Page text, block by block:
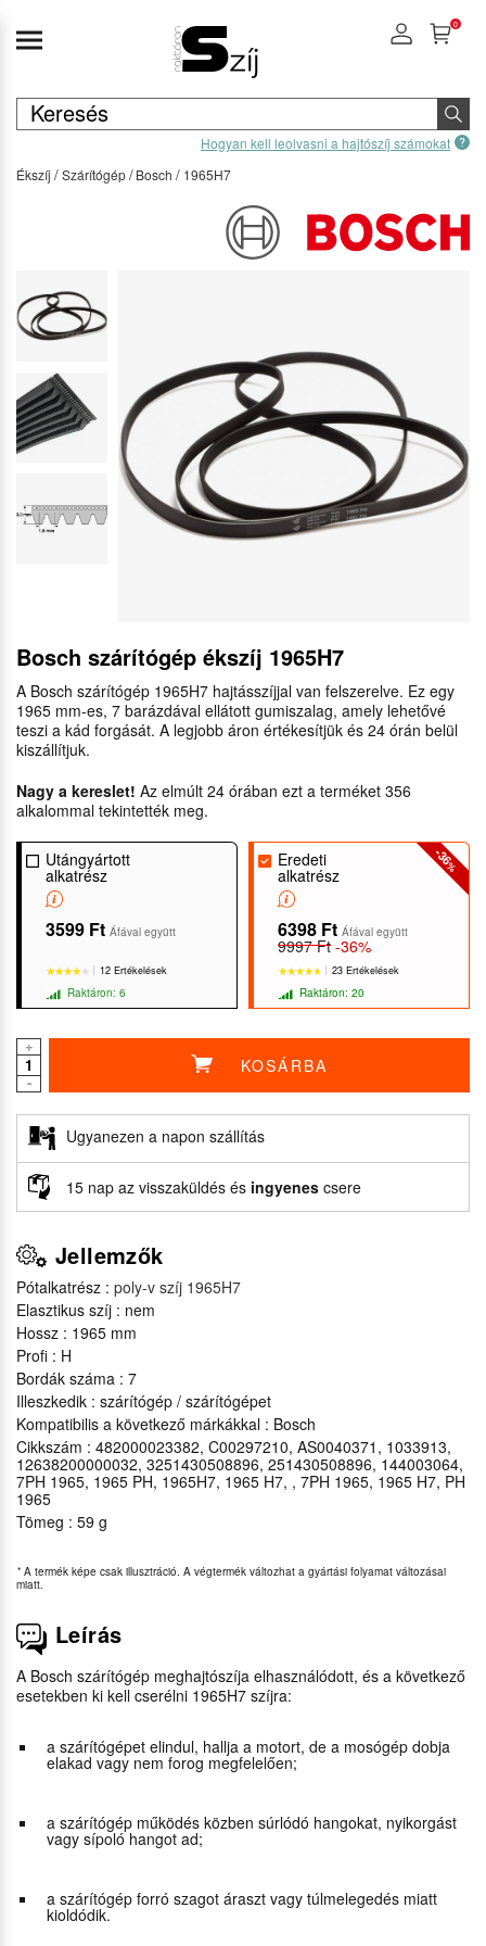
Hogyan kell leolvasni a hajtószíj számokat
0
Ékszíj Szárítógép Bosch 1965H7
Bosch szárítógép ékszíj 1965H7
A Bosch szárítógép 1965H7 hajtásszíjjal van felszerelve. Ez egy
1965 mm-es, 7 barázdával ellátott gumiszalag, amely lehetővé
teszi a kád forgását. A legjobb áron értékesítjük és 24 órán belül
kiszállítjuk.
Nagy a kereslet! Az elmúlt 24 órában ezt a terméket 356
alkalommal tekintették meg.
Utángyártott
alkatrész
3599 Ft Áfával együtt
12 Ertékelések
Raktáron: 6
-36
%
Eredeti
alkatrész
6398 Ft Áfával együtt
9997 Ft -36%
23 Ertékelések
Raktáron: 20
+
-
KOSÁRBA
Ugyanezen a napon szállítás
15 nap az visszaküldés és ingyenes csere
Jellemzők
Pótalkatrész : poly-v szíj 1965H7
Elasztikus szíj : nem
Hossz : 1965 mm
Profi : H
Bordák száma : 7
Illeszkedik : szárítógép / szárítógépet
Kompatibilis a következő márkákkal : Bosch
Cikkszám : 482000023382, C00297210, AS0040371, 1033913,
12638200000032, 3251430508896, 251430508896, 144003064,
7PH 1965, 1965 PH, 1965H7, 1965 H7, , 7PH 1965, 1965 H7, PH
1965
Tömeg : 59 g
* A termék képe csak illusztráció. A végtermék változhat a gyártási folyamat változásai
miatt.
Leírás
A Bosch szárítógép meghajtószíja elhasználódott, és a következő
esetekben ki kell cserélni 1965H7 szíjra:
a szárítógépet elindul, hallja a motort, de a mosógép dobja
elakad vagy nem forog megfelelően;
a szárítógép működés közben súrlódó hangokat, nyikorgást
vagy sípoló hangot ad;
a szárítógép forró szagot áraszt vagy túlmelegedés miatt
kioldódik.